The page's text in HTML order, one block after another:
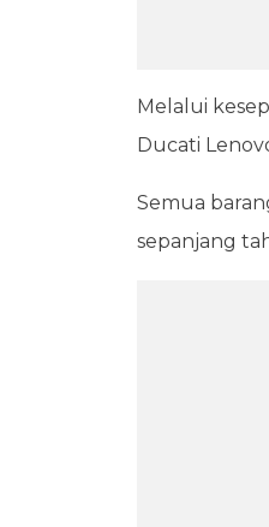
Melalui
Ducati
Semua
sepanjang